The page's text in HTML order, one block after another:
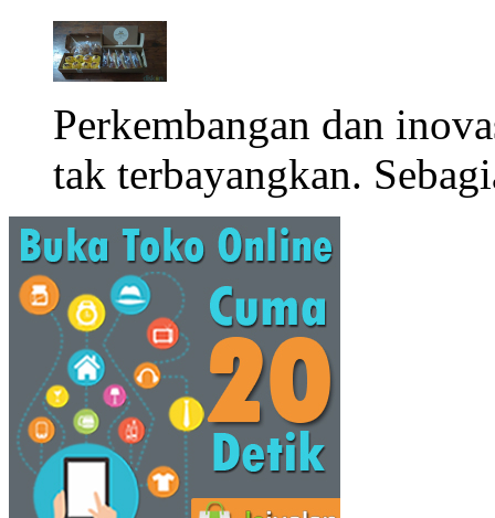
Perkembangan dan
tak terbayangkan.